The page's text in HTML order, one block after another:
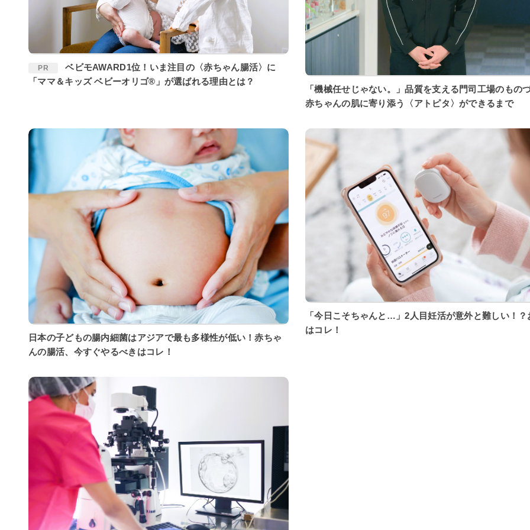
PR
ベビモAWARD1位！いま注目の〈赤ちゃん腸活〉に
「ママ＆キッズ ベビーオリゴ®」が選ばれる理由とは？
「機械任せじゃない。」品質を支える門司工場のもの
赤ちゃんの肌に寄り添う〈アトピタ〉ができるまで
日本の子どもの腸内細菌はアジアで最も多様性が低い！赤ちゃ
んの腸活、今すぐやるべきはコレ！
「今日こそちゃんと…」2人目妊活が意外と難しい！？
はコレ！